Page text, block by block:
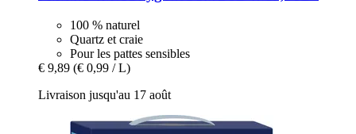
100 % naturel
Quartz et craie
Pour les pattes sensibles
€ 9,89 (€ 0,99 / L)
Livraison jusqu'au 17 août